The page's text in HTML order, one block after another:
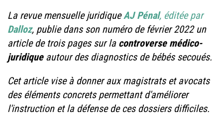
La revue mensuelle juridiqueAJ Pénal, éditée par
Dalloz, publie dans son numéro de février 2022 un
article de trois pages sur la controverse médico-
juridiqueautour des diagnostics de bébés secoués.
Cet article vise à donner aux magistrats et avocats
des éléments concrets permettant d'améliorer
l'instruction et la défense de ces dossiers difficiles.